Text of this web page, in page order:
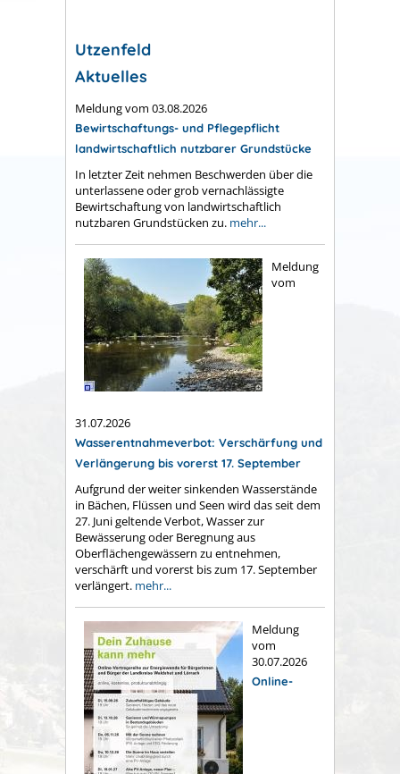
Utzenfeld
Aktuelles
Meldung vom 03.08.2026
Bewirtschaftungs- und Pflegepflicht
landwirtschaftlich nutzbarer Grundstücke
In letzter Zeit nehmen Beschwerden über die
unterlassene oder grob vernachlässigte
Bewirtschaftung von landwirtschaftlich
nutzbaren Grundstücken zu. mehr...
Meldung
vom
31.07.2026
Wasserentnahmeverbot: Verschärfung und
Verlängerung bis vorerst 17. September
Aufgrund der weiter sinkenden Wasserstände
in Bächen, Flüssen und Seen wird das seit dem
27. Juni geltende Verbot, Wasser zur
Bewässerung oder Beregnung aus
Oberflächengewässern zu entnehmen,
verschärft und vorerst bis zum 17. September
verlängert. mehr...
Meldung
vom
30.07.2026
Online-